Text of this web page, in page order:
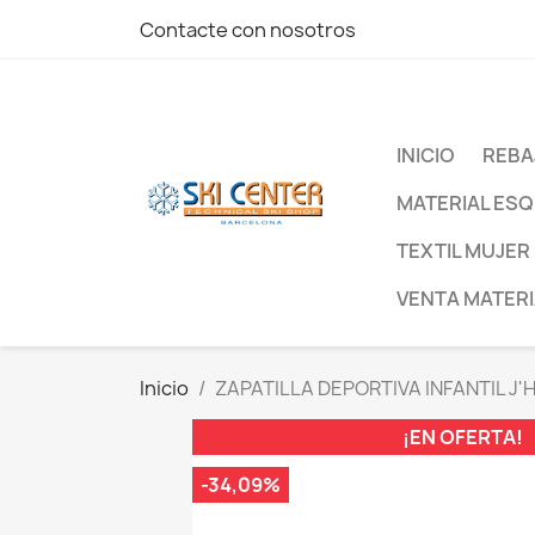
Contacte con nosotros
INICIO
MATERIAL
TEXTIL MUJER
VENTA
Inicio
ZAPATILLA DEPORTIVA INFANTIL
¡EN OFERTA!
-34,09%